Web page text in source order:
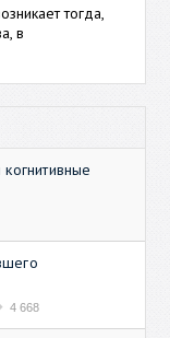
тогда,
в
4 668